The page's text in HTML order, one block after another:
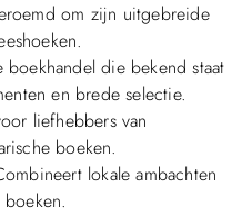
om zijn uitgebreide
die bekend staat
en brede selectie.
liefhebbers van
boeken.
lokale ambachten